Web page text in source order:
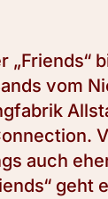
„Friends“
vom
auch